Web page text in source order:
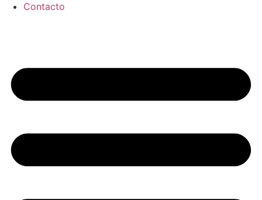
Contacto